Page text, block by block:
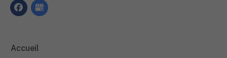
Accueil